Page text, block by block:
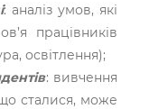
: аналіз умов, які
працівників
освітлення);
: вивчення
сталися, може